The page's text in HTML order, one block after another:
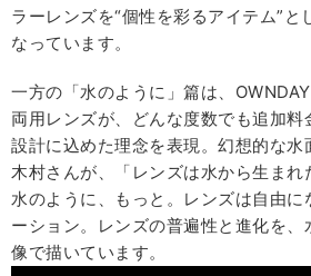
ラーレンズを“個性を彩るアイテム”と
なっています。
一方の「水のように」篇は、
両用レンズが、どんな度数でも追加
設計に込めた理念を表現。幻想的な水
木村さんが、「レンズは水から生まれ
水のように、もっと。レンズは自由に
ーション。レンズの普遍性と進化を
像で描いています。